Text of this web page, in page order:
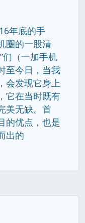
年底的手
圈的一股清
们（一加手机
至今日，当我
会发现它身上
它在当时既有
美无缺。首
的优点，也是
出的